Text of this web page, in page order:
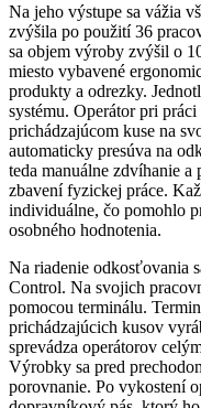
Na jeho výstupe sa vážia
zvýšila po použití 36
sa objem výroby zvýšil o
miesto vybavené
produkty a odrezky.
systému. Operátor pri
prichádzajúcom kuse na
automaticky presúva na
teda manuálne zdvíhanie
zbavení fyzickej práce.
individuálne, čo pomohlo
osobného hodnotenia.
Na riadenie odkosťovania
Control. Na svojich
pomocou terminálu.
prichádzajúcich kusov
sprevádza operátorov
Výrobky sa pred
porovnanie. Po vykostení